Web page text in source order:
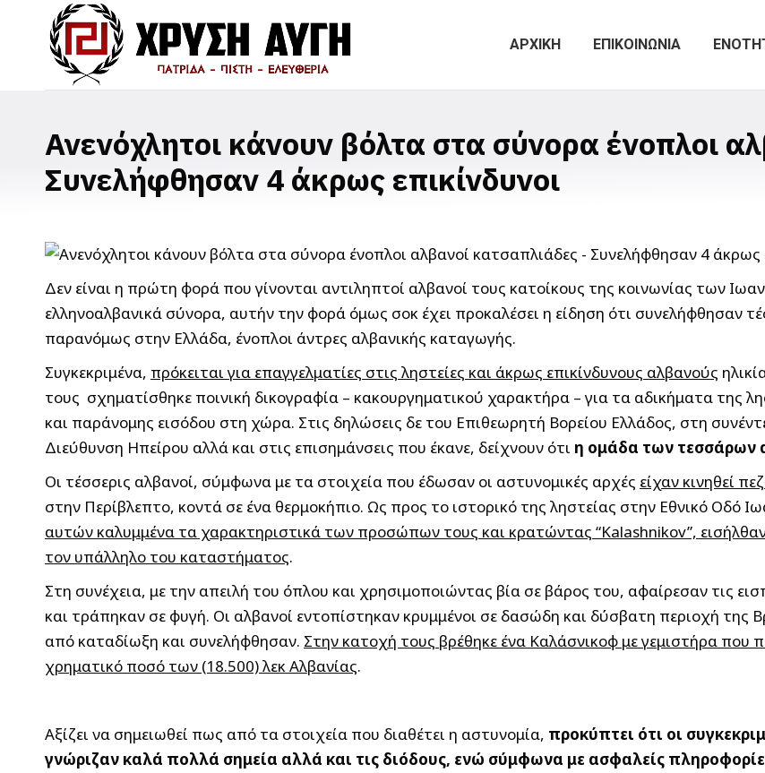
ΑΡΧΙΚΗ ΕΠΙΚΟΙΝΩΝΙΑ
Ανενόχλητοι κάνουν βόλτα στα σύνορα ένοπλοι
Συνελήφθησαν 4 άκρως επικίνδυνοι
Δεν είναι η πρώτη φορά που γίνονται αντιληπτοί αλβανοί τους κατοίκους της κοινωνίας των
ελληνοαλβανικά σύνορα, αυτήν την φορά όμως σοκ έχει προκαλέσει η είδηση ότι συνελήφθησαν
παρανόμως στην Ελλάδα, ένοπλοι άντρες αλβανικής καταγωγής.
Συγκεκριμένα, πρόκειται για επαγγελματίες στις ληστείες και άκρως επικίνδυνους αλβανούς
τους σχηματίσθηκε ποινική δικογραφία – κακουργηματικού χαρακτήρα – για τα αδικήματα της
και παράνομης εισόδου στη χώρα. Στις δηλώσεις δε του Επιθεωρητή Βορείου Ελλάδος, στη
Διεύθυνση Ηπείρου αλλά και στις επισημάνσεις που έκανε, δείχνουν ότι η ομάδα των τεσσάρων
Οι τέσσερις αλβανοί, σύμφωνα με τα στοιχεία που έδωσαν οι αστυνομικές αρχές είχαν κινηθεί
στην Περίβλεπτο, κοντά σε ένα θερμοκήπιο. Ως προς το ιστορικό της ληστείας στην Εθνικό Οδό
αυτών καλυμμένα τα χαρακτηριστικά των προσώπων τους και κρατώντας “Kalashnikov”,
τον υπάλληλο του καταστήματος.
Στη συνέχεια, με την απειλή του όπλου και χρησιμοποιώντας βία σε βάρος του, αφαίρεσαν τις
και τράπηκαν σε φυγή. Οι αλβανοί εντοπίστηκαν κρυμμένοι σε δασώδη και δύσβατη περιοχή της
από καταδίωξη και συνελήφθησαν. Στην κατοχή τους βρέθηκε ένα Καλάσνικοφ με γεμιστήρα που
χρηματικό ποσό των (18.500) λεκ Αλβανίας.
Αξίζει να σημειωθεί πως από τα στοιχεία που διαθέτει η αστυνομία, προκύπτει ότι οι
γνώριζαν καλά πολλά σημεία αλλά και τις διόδους, ενώ σύμφωνα με ασφαλείς